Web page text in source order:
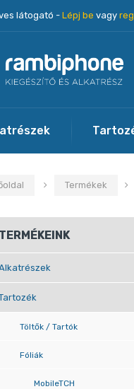
látogató -Lépj be vagy
Termékek
TERMÉKEINK
Töltők / Tartók
Fóliák
MobileTCH